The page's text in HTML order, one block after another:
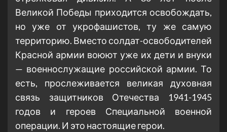
Великой Победы приходится освобождать,
но уже от укрофашистов, ту же самую
территорию. Вместо солдат-освободителей
Красной армии воюют уже их дети и внуки
— военнослужащие российской армии. То
есть, прослеживается великая духовная
связь защитников Отечества 1941-1945
годов и героев Специальной военной
операции. И это настоящие герои.